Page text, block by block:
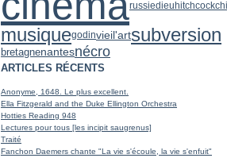
russiedieu hitchcock
musiquegodinvieil'artsubversion
bretagnenantesnécro
ARTICLES RÉCENTS
Anonyme, 1648. Le plus excellent.
Ella Fitzgerald and the Duke Ellington Orchestra
Hotties Reading 948
Lectures pour tous [les incipit saugrenus]
Traité
Fanchon Daemers chante "La vie s'écoule, la vie s'enfuit"